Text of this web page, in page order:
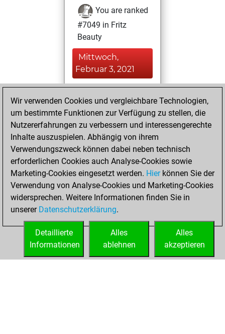
You are ranked
#7049 in Fritz
Beauty
Mittwoch,
Februar 3, 2021
BeautyScore of 37
Fritz
achieved a new Elo
of 1584
Donnerstag,
Dezember 31,
2020
You created
your Fritz account
Wir verwenden Cookies und vergleichbare Technologien,
um bestimmte Funktionen zur Verfügung zu stellen, die
Nutzererfahrungen zu verbessern und interessengerechte
Inhalte auszuspielen. Abhängig von ihrem
Verwendungszweck können dabei neben technisch
erforderlichen Cookies auch Analyse-Cookies sowie
Marketing-Cookies eingesetzt werden. Hierkönnen Sie der
Verwendung von Analyse-Cookies und Marketing-Cookies
widersprechen. Weitere Informationen finden Sie in
unserer Datenschutzerklärung.
Alles
akzeptieren
Alles
ablehnen
Detaillierte
Informationen